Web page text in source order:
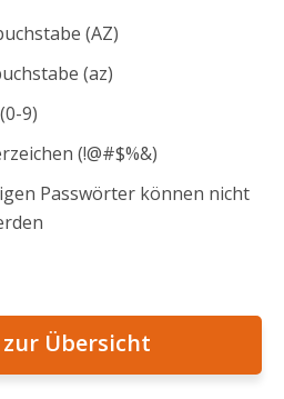
(AZ)
(az)
9)
(!@#$%&)
Passwörter können nicht
Übersicht